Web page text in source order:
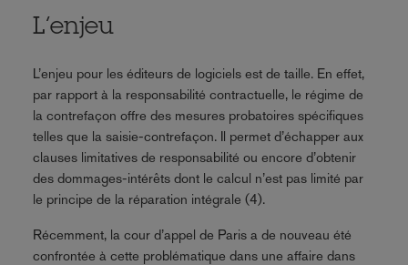
L’enjeu
L’enjeu pour les éditeurs de logiciels est de taille. En effet,
par rapport à la responsabilité contractuelle, le régime de
la contrefaçon offre des mesures probatoires spécifiques
telles que la saisie-contrefaçon. Il permet d’échapper aux
clauses limitatives de responsabilité ou encore d’obtenir
des dommages-intérêts dont le calcul n’est pas limité par
le principe de la réparation intégrale (4).
Récemment, la cour d’appel de Paris a de nouveau été
confrontée à cette problématique dans une affaire dans